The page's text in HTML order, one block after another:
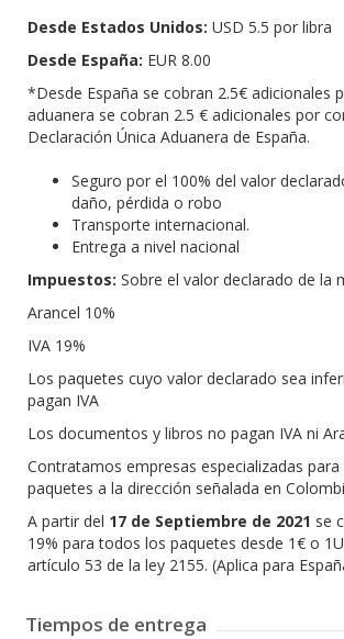
Desde Estados Unidos: USD 5.5 por libra
Desde España: EUR 8.00
*Desde España se cobran 2.5€ adicionales
aduanera se cobran 2.5 € adicionales por
Declaración Única Aduanera de España.
Seguro por el 100% del valor
daño, pérdida o robo
Transporte internacional.
Entrega a nivel nacional
Impuestos: Sobre el valor declarado de la
Arancel 10%
IVA 19%
Los paquetes cuyo valor declarado sea
pagan IVA
Los documentos y libros no pagan IVA ni
Contratamos empresas especializadas
paquetes a la dirección señalada en
A partir del 17 de Septiembre de 2021 se
19% para todos los paquetes desde 1€ o
artículo 53 de la ley 2155. (Aplica para
Tiempos de entrega